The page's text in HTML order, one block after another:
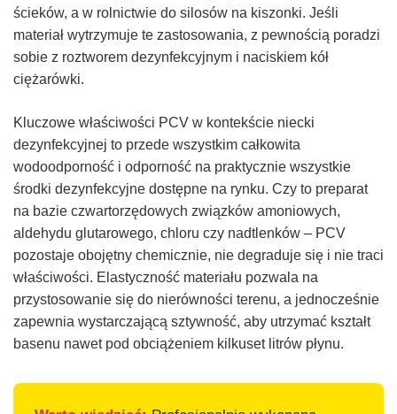
ścieków, a w rolnictwie do silosów na kiszonki. Jeśli
materiał wytrzymuje te zastosowania, z pewnością poradzi
sobie z roztworem dezynfekcyjnym i naciskiem kół
ciężarówki.
Kluczowe właściwości PCV w kontekście niecki
dezynfekcyjnej to przede wszystkim całkowita
wodoodporność i odporność na praktycznie wszystkie
środki dezynfekcyjne dostępne na rynku. Czy to preparat
na bazie czwartorzędowych związków amoniowych,
aldehydu glutarowego, chloru czy nadtlenków – PCV
pozostaje obojętny chemicznie, nie degraduje się i nie traci
właściwości. Elastyczność materiału pozwala na
przystosowanie się do nierówności terenu, a jednocześnie
zapewnia wystarczającą sztywność, aby utrzymać kształt
basenu nawet pod obciążeniem kilkuset litrów płynu.